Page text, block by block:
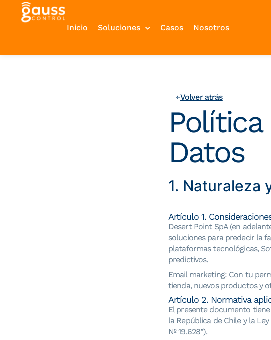
Inicio Soluciones Casos Nosotros
Volver atrás
Datos
1. Naturaleza
Artículo 1.
Desert Point SpA (en
soluciones para predecir la
plataformas tecnológicas,
predictivos.
Email marketing: Con tu
tienda, nuevos productos y
Artículo 2. Normativa
El presente documento
la República de Chile y la
Nº 19.628”).